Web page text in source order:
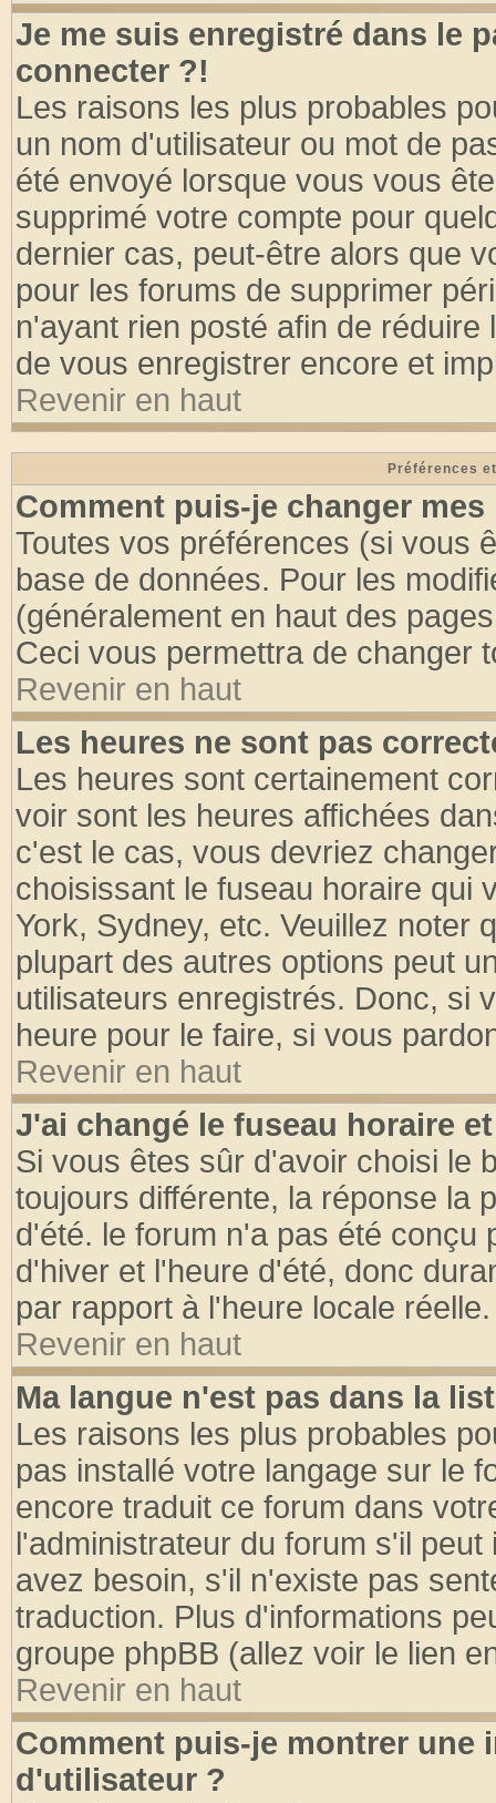
Je me suis enregistré dans le
connecter ?!
Les raisons les plus probables
un nom d'utilisateur ou mot de
été envoyé lorsque vous vous
supprimé votre compte pour
dernier cas, peut-être alors que
pour les forums de supprimer
n'ayant rien posté afin de
de vous enregistrer encore et
Revenir en haut
Préférences
Comment puis-je changer mes
Toutes vos préférences (si vous
base de données. Pour les
(généralement en haut des
Ceci vous permettra de changer
Revenir en haut
Les heures ne sont pas
Les heures sont certainement
voir sont les heures affichées
c'est le cas, vous devriez
choisissant le fuseau horaire qui
York, Sydney, etc. Veuillez noter
plupart des autres options peut
utilisateurs enregistrés. Donc, si
heure pour le faire, si vous
Revenir en haut
J'ai changé le fuseau horaire
Si vous êtes sûr d'avoir choisi le
toujours différente, la réponse la
d'été. le forum n'a pas été conçu
d'hiver et l'heure d'été, donc
par rapport à l'heure locale réelle.
Revenir en haut
Ma langue n'est pas dans la
Les raisons les plus probables
pas installé votre langage sur le
encore traduit ce forum dans
l'administrateur du forum s'il
avez besoin, s'il n'existe pas
traduction. Plus d'informations
groupe phpBB (allez voir le lien
Revenir en haut
Comment puis-je montrer une
d'utilisateur ?